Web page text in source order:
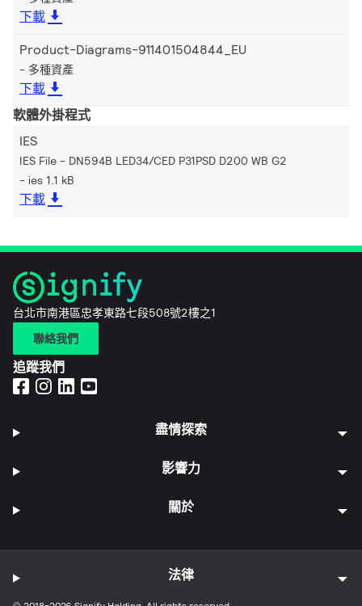
下載
Product-Diagrams-911401504844_EU
多種資產
下載
軟體外掛程式
IES
IES File - DN594B LED34/CED P31PSD D200 WB G2
ies 1.1 kB
下載
台北市南港區忠孝東路七段508號2樓之1
聯絡我們
追蹤我們
盡情探索
影響力
關於
法律